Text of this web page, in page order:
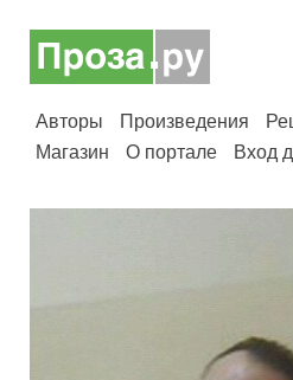
Авторы Произведения
Магазин
О портале Вход